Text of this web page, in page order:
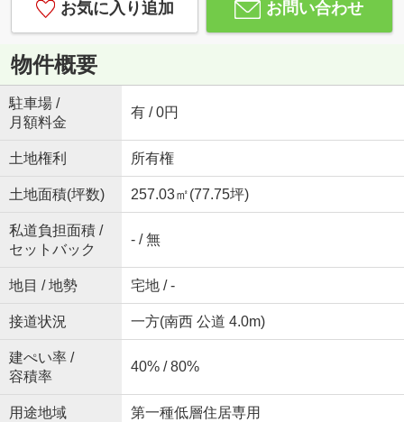
お気に入り追加 お問い合わせ
物件概要
駐車場 /
月額料金
有 / 0円
土地権利 所有権
土地面積(坪数) 257.03㎡(77.75坪)
私道負担面積 /
セットバック
- / 無
地目 / 地勢 宅地 / -
接道状況 一方(南西 公道 4.0m)
建ぺい率 /
容積率
40% / 80%
用途地域 第一種低層住居専用